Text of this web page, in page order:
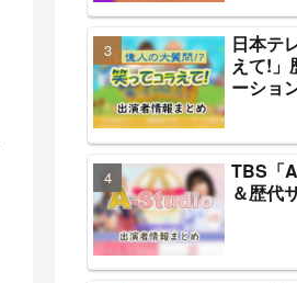
日本テ
えて!」
ーショ
TBS「
＆歴代